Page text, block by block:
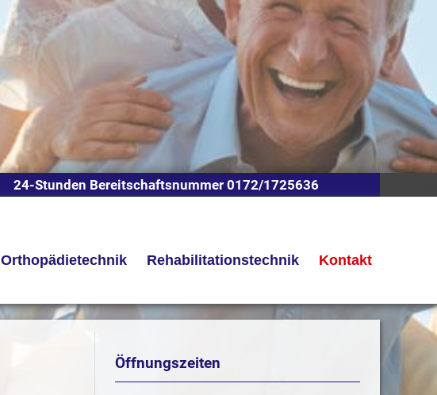
24-Stunden Bereitschaftsnummer 0172/1725636
Orthopädietechnik Rehabilitationstechnik Kontakt
Öffnungszeiten